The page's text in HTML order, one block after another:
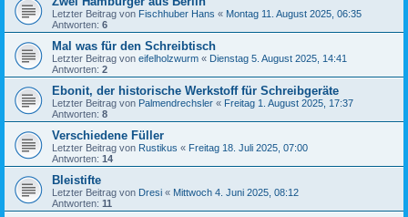
Letzter Beitrag von Fischhuber Hans « Montag 11. August 2025, 06:35
Antworten: 6
Mal was für den Schreibtisch
Letzter Beitrag von eifelholzwurm « Dienstag 5. August 2025, 14:41
Antworten: 2
Ebonit, der historische Werkstoff für Schreibgeräte
Letzter Beitrag von Palmendrechsler « Freitag 1. August 2025, 17:37
Antworten: 8
Verschiedene Füller
Letzter Beitrag von Rustikus « Freitag 18. Juli 2025, 07:00
Antworten: 14
Bleistifte
Letzter Beitrag von Dresi « Mittwoch 4. Juni 2025, 08:12
Antworten: 11